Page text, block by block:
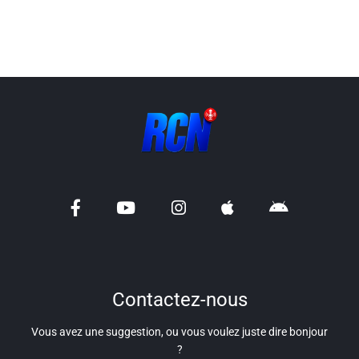
MEDIAS
Ecrire à RCN
Contactez-nous
Vous avez une suggestion, ou vous voulez juste dire bonjour
?